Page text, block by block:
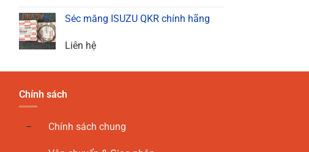
Séc măng ISUZU QKR chính hãng
Liên hệ
Chính sách
Chính sách chung